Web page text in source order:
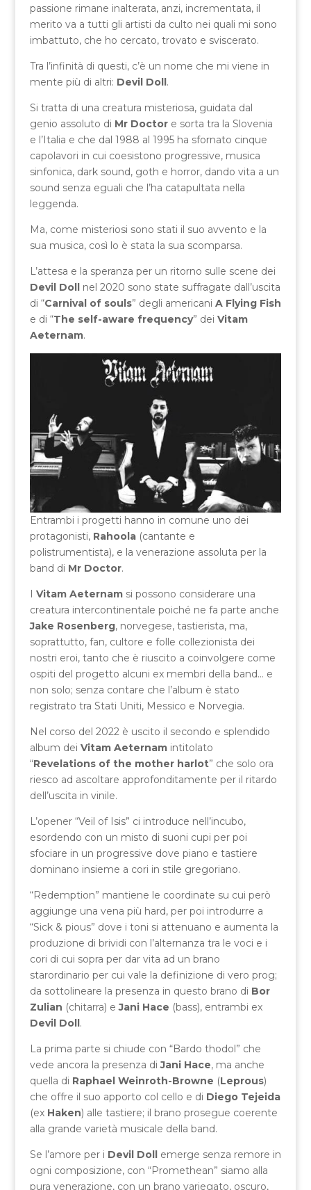
passione rimane inalterata, anzi, incrementata, il
merito va a tutti gli artisti da culto nei quali mi sono
imbattuto, che ho cercato, trovato e sviscerato.
Tra l’infinità di questi, c’è un nome che mi viene in
mente più di altri: Devil Doll.
Si tratta di una creatura misteriosa, guidata dal
genio assoluto di Mr Doctore sorta tra la Slovenia
e l’Italia e che dal 1988 al 1995 ha sfornato cinque
capolavori in cui coesistono progressive, musica
sinfonica, dark sound, goth e horror, dando vita a un
sound senza eguali che l’ha catapultata nella
leggenda.
Ma, come misteriosi sono stati il suo avvento e la
sua musica, così lo è stata la sua scomparsa.
L’attesa e la speranza per un ritorno sulle scene dei
Devil Dollnel 2020 sono state suffragate dall’uscita
di “Carnival of souls” degli americani A Flying Fish
e di “The self-aware frequency” dei Vitam
Aeternam.
Entrambi i progetti hanno in comune uno dei
protagonisti, Rahoola(cantante e
polistrumentista), e la venerazione assoluta per la
band di Mr Doctor.
I Vitam Aeternamsi possono considerare una
creatura intercontinentale poiché ne fa parte anche
Jake Rosenberg, norvegese, tastierista, ma,
soprattutto, fan, cultore e folle collezionista dei
nostri eroi, tanto che è riuscito a coinvolgere come
ospiti del progetto alcuni ex membri della band… e
non solo; senza contare che l’album è stato
registrato tra Stati Uniti, Messico e Norvegia.
Nel corso del 2022 è uscito il secondo e splendido
album dei Vitam Aeternamintitolato
“Revelations of the mother harlot” che solo ora
riesco ad ascoltare approfonditamente per il ritardo
dell’uscita in vinile.
L’opener “Veil of Isis” ci introduce nell’incubo,
esordendo con un misto di suoni cupi per poi
sfociare in un progressive dove piano e tastiere
dominano insieme a cori in stile gregoriano.
“Redemption” mantiene le coordinate su cui però
aggiunge una vena più hard, per poi introdurre a
“Sick & pious” dove i toni si attenuano e aumenta la
produzione di brividi con l’alternanza tra le voci e i
cori di cui sopra per dar vita ad un brano
starordinario per cui vale la definizione di vero prog;
da sottolineare la presenza in questo brano di Bor
Zulian (chitarra) eJani Hace (bass), entrambi ex
Devil Doll.
La prima parte si chiude con “Bardo thodol” che
vede ancora la presenza diJani Hace, ma anche
quella di Raphael Weinroth-Browne (Leprous)
che offre il suo apporto col cello e di Diego Tejeida
(ex Haken) alle tastiere; il brano prosegue coerente
alla grande varietà musicale della band.
Se l’amore per i Devil Dollemerge senza remore in
ogni composizione, con “Promethean” siamo alla
pura venerazione, con un brano variegato, oscuro,